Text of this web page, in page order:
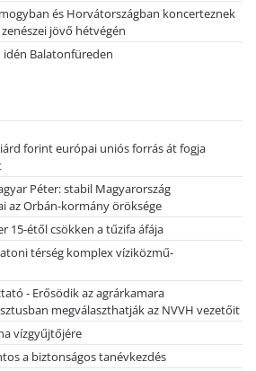
és Horvátországban koncerteznek
jövő hétvégén
idén Balatonfüreden
forint európai uniós forrás át fogja
Péter: stabil Magyarország
az Orbán-kormány öröksége
15-étől csökken a tűzifa áfája
térség komplex víziközmű-
- Erősödik az agrárkamara
megválaszthatják az NVVH vezetőit
vízgyűjtőjére
a biztonságos tanévkezdés